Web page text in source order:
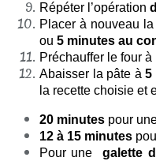
Répéter l’opération
Placer à nouveau
ou 5 minutes au
Préchauffer le four à
Abaisser la pâte à 5
la recette choisie et
20 minutes pour
12 à 15 minutes
Pour une
galette